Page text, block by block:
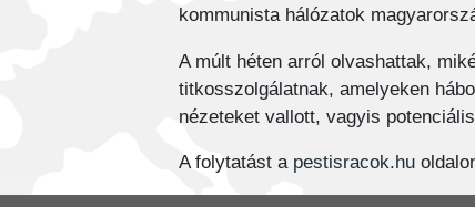
kommunista hálózatok
A múlt héten arról olvashattak,
titkosszolgálatnak, amelyeken
nézeteket vallott, vagyis
A folytatást a pestisracok.hu